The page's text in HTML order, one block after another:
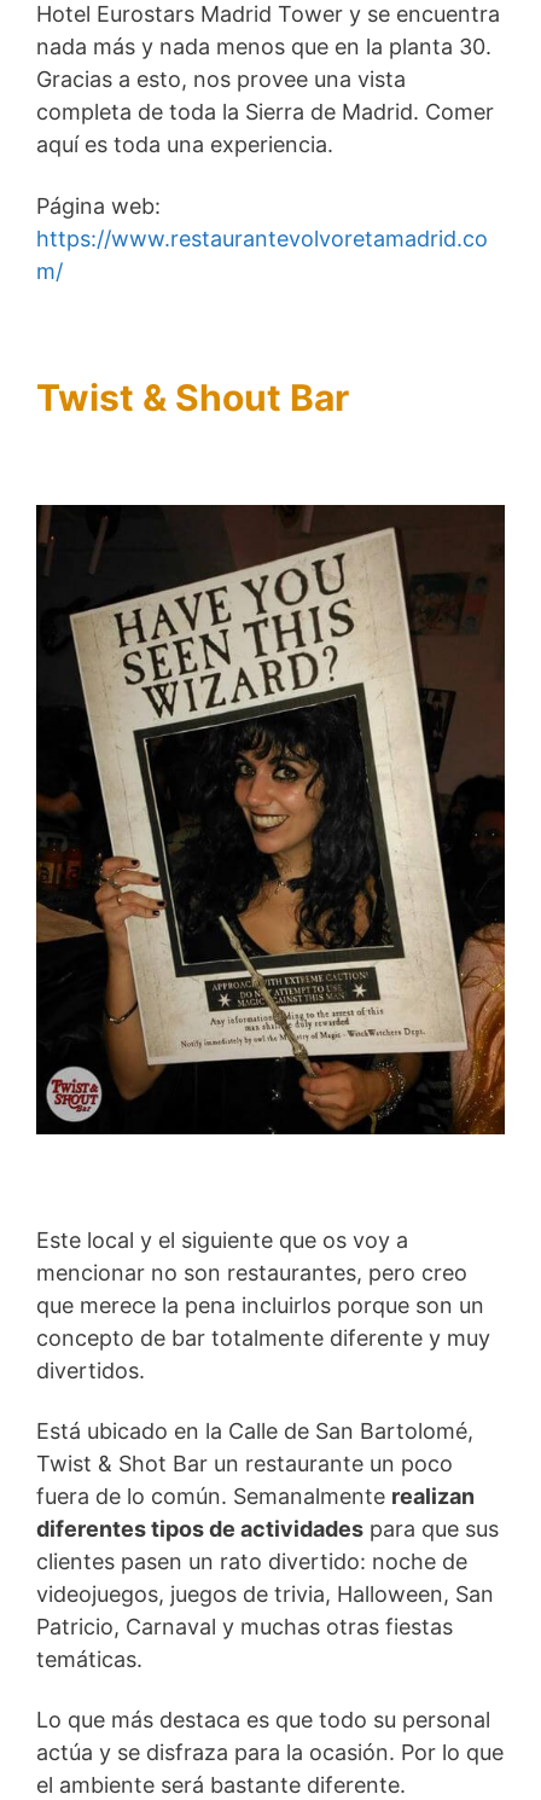
Hotel Eurostars Madrid Tower y se encuentra
nada más y nada menos que en la planta 30.
Gracias a esto, nos provee una vista
completa de toda la Sierra de Madrid. Comer
aquí es toda una experiencia.
Página web:
https://www.restaurantevolvoretamadrid.co
m/
Twist & Shout Bar
Este local y el siguiente que os voy a
mencionar no son restaurantes, pero creo
que merece la pena incluirlos porque son un
concepto de bar totalmente diferente y muy
divertidos.
Está ubicado en la Calle de San Bartolomé,
Twist & Shot Bar un restaurante un poco
fuera de lo común. Semanalmente realizan
diferentes tipos de actividades para que sus
clientes pasen un rato divertido: noche de
videojuegos, juegos de trivia, Halloween, San
Patricio, Carnaval y muchas otras fiestas
temáticas.
Lo que más destaca es que todo su personal
actúa y se disfraza para la ocasión. Por lo que
el ambiente será bastante diferente.